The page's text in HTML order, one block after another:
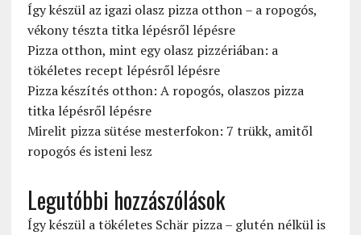
Így készül az igazi olasz pizza otthon – a ropogós,
vékony tészta titka lépésről lépésre
Pizza otthon, mint egy olasz pizzériában: a
tökéletes recept lépésről lépésre
Pizza készítés otthon: A ropogós, olaszos pizza
titka lépésről lépésre
Mirelit pizza sütése mesterfokon: 7 trükk, amitől
ropogós és isteni lesz
Legutóbbi hozzászólások
Így készül a tökéletes Schär pizza – glutén nélkül is